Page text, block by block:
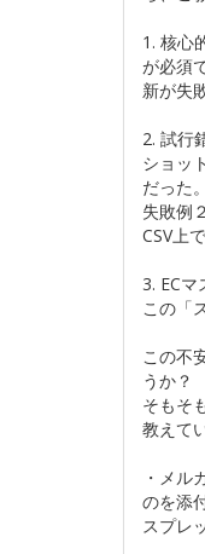
1. 核心
が必須
新が失
2. 試行
ショッ
だった
失敗例
CSV上
3. EC
この「
この不
うか？
そもそ
教えて
・メル
のを添
スプレ